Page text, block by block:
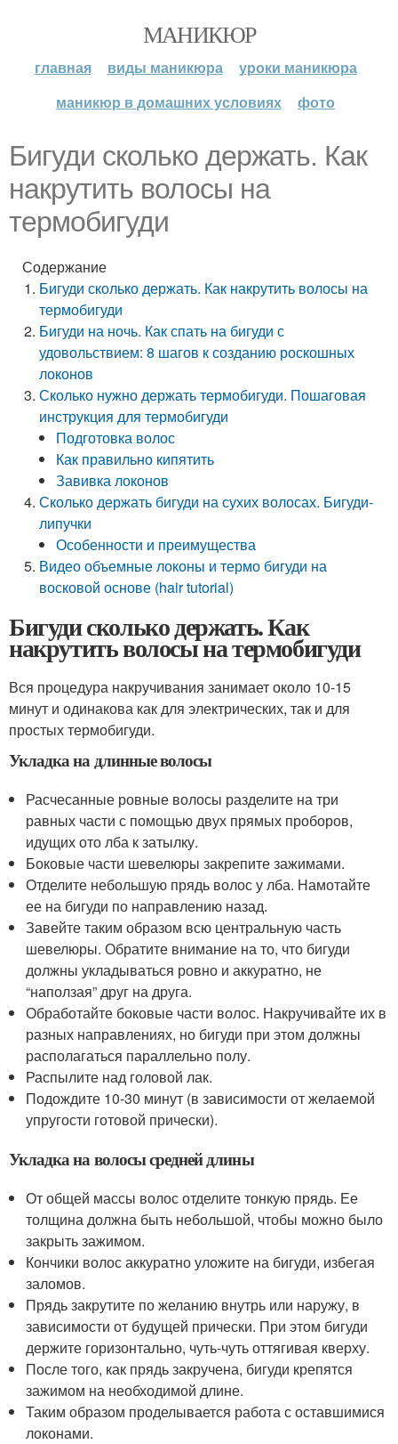
МАНИКЮР
главная виды маникюра
уроки маникюра
маникюр в домашних условиях
фото
Бигуди сколько держать. Как
накрутить волосы на
термобигуди
Содержание
Бигуди сколько держать. Как накрутить волосы на
термобигуди
Бигуди на ночь. Как спать на бигуди с
удовольствием: 8 шагов к созданию роскошных
локонов
Сколько нужно держать термобигуди. Пошаговая
инструкция для термобигуди
Подготовка волос
Как правильно кипятить
Завивка локонов
Сколько держать бигуди на сухих волосах. Бигуди-
липучки
Особенности и преимущества
Видео объемные локоны и термо бигуди на
восковой основе (hair tutorial)
Бигуди сколько держать. Как
накрутить волосы на термобигуди
Вся процедура накручивания занимает около 10-15
минут и одинакова как для электрических, так и для
простых термобигуди.
Укладка на длинные волосы
Расчесанные ровные волосы разделите на три
равных части с помощью двух прямых проборов,
идущих ото лба к затылку.
Боковые части шевелюры закрепите зажимами.
Отделите небольшую прядь волос у лба. Намотайте
ее на бигуди по направлению назад.
Завейте таким образом всю центральную часть
шевелюры. Обратите внимание на то, что бигуди
должны укладываться ровно и аккуратно, не
“наползая” друг на друга.
Обработайте боковые части волос. Накручивайте их в
разных направлениях, но бигуди при этом должны
располагаться параллельно полу.
Распылите над головой лак.
Подождите 10-30 минут (в зависимости от желаемой
упругости готовой прически).
Укладка на волосы средней длины
От общей массы волос отделите тонкую прядь. Ее
толщина должна быть небольшой, чтобы можно было
закрыть зажимом.
Кончики волос аккуратно уложите на бигуди, избегая
заломов.
Прядь закрутите по желанию внутрь или наружу, в
зависимости от будущей прически. При этом бигуди
держите горизонтально, чуть-чуть оттягивая кверху.
После того, как прядь закручена, бигуди крепятся
зажимом на необходимой длине.
Таким образом проделывается работа с оставшимися
локонами.